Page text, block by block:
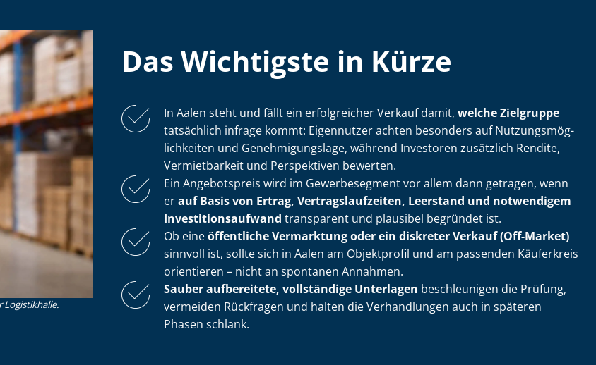
Logistikhalle.
Das Wichtigste in Kürze
In Aalen steht und fällt ein erfolgreicher Verkauf damit, welche Zielgruppe
tatsächlich infrage kommt: Eigennutzer achten besonders auf Nut­zungs­mög­
lich­kei­ten und Ge­neh­mi­gungs­la­ge, während Investoren zusätzlich Rendite,
Vermietbarkeit und Perspektiven bewerten.
Ein Angebotspreis wird im Gewerbesegment vor allem dann getragen, wenn
erauf Basis von Ertrag, Ver­trags­lauf­zei­ten, Leerstand und notwendigem
In­ves­ti­ti­ons­auf­wand transparent und plausibel begründet ist.
Ob eineöffentliche Vermarktung oder ein diskreter Verkauf (Off-Market)
sinnvoll ist, sollte sich in Aalen am Objektprofil und am passenden Käuferkreis
orientieren – nicht an spontanen Annahmen.
Sauber aufbereitete, vollständige Unterlagen beschleunigen die Prüfung,
vermeiden Rückfragen und halten die Verhandlungen auch in späteren
Phasen schlank.